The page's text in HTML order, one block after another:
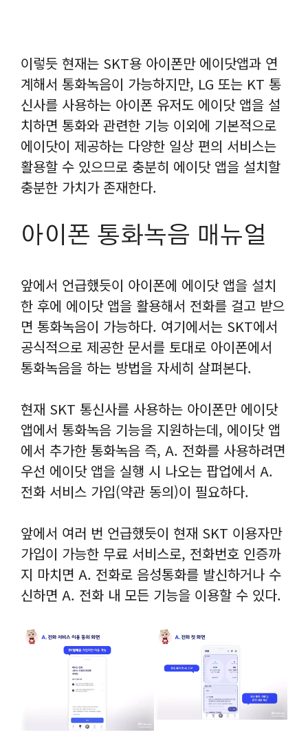
이렇듯 현재는 SKT용 아이폰만 에이닷앱과 연
계해서 통화녹음이 가능하지만, LG 또는 KT 통
신사를 사용하는 아이폰 유저도 에이닷 앱을 설
치하면 통화와 관련한 기능 이외에 기본적으로
에이닷이 제공하는 다양한 일상 편의 서비스는
활용할 수 있으므로 충분히 에이닷 앱을 설치할
충분한 가치가 존재한다.
아이폰 통화녹음 매뉴얼
앞에서 언급했듯이 아이폰에 에이닷 앱을 설치
한 후에 에이닷 앱을 활용해서 전화를 걸고 받으
면 통화녹음이 가능하다. 여기에서는 SKT에서
공식적으로 제공한 문서를 토대로 아이폰에서
통화녹음을 하는 방법을 자세히 살펴본다.
현재 SKT 통신사를 사용하는 아이폰만 에이닷
앱에서 통화녹음 기능을 지원하는데, 에이닷 앱
에서 추가한 통화녹음 즉, A. 전화를 사용하려면
우선 에이닷 앱을 실행 시 나오는 팝업에서 A.
전화 서비스 가입(약관 동의)이 필요하다.
앞에서 여러 번 언급했듯이 현재 SKT 이용자만
가입이 가능한 무료 서비스로, 전화번호 인증까
지 마치면 A. 전화로 음성통화를 발신하거나 수
신하면 A. 전화 내 모든 기능을 이용할 수 있다.